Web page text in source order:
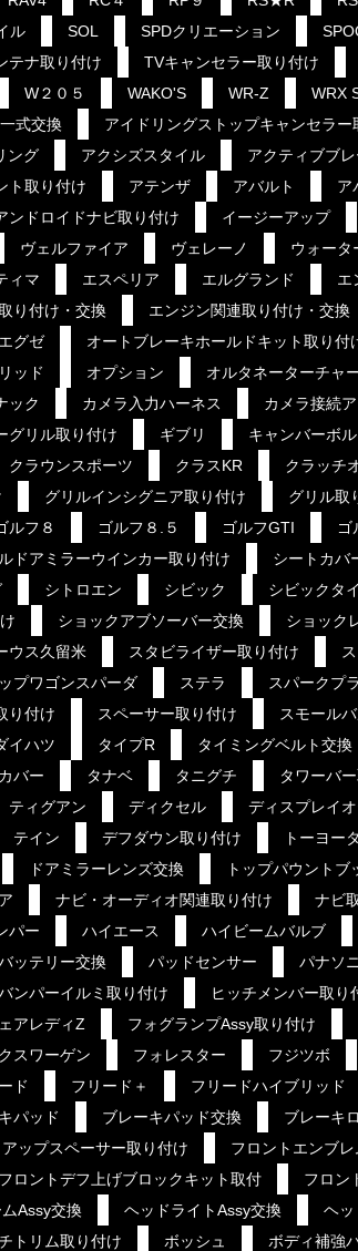
ル SOL SPDクリエーション
テナ取り付け TVキャンセラー取り付け
W２０５ WAKO'S WR-Z WRX
式交換 アイドリングストップキャンセラー
ング アクシズスタイル アクティブブ
ト取り付け アテンザ アバルト ア
ンドロイドナビ取り付け イージーアップ
ヴェルファイア ヴェレーノ ウォータ
ィマ エスペリア エルグランド
エ
り付け・交換 エンジン関連取り付け・交換
グゼ オートブレーキホールドキット取り付
ッド オプション オルタネーターチャ
ック カメラ入力ハーネス カメラ接続
グリル取り付け ギブリ キャンバーボル
クラウンスポーツ クラスKR クラッチ
グリルインシグニア取り付け グリル取
ルフ８ ゴルフ８.５ ゴルフGTI ゴ
ドアミラーウインカー取り付け シートカバ
シトロエン シビック シビックタ
ショックアブソーバー交換 ショック
ウス久留米 スタビライザー取り付け
プワゴンスパーダ ステラ スパークプ
り付け スペーサー取り付け スモール
イハツ タイプR タイミングベルト交換
バー タナベ タニグチ タワーバ
ティグアン ディクセル
ディスプレイ
テイン デフダウン取り付け トーヨー
ドアミラーレンズ交換 トップパウントブ
ナビ・オーディオ関連取り付け ナビ
パー ハイエース ハイビームバルブ
ッテリー交換 パッドセンサー パナソ
ンパーイルミ取り付け ヒッチメンバー取り
アレディZ フォグランプAssy取り付け
スワーゲン フォレスター フジツボ
ド フリード＋ フリードハイブリッド
パッド ブレーキパッド交換 ブレーキ
ップスペーサー取り付け フロントエンブ
フロントデフ上げブロックキット取付
フロン
Assy交換 ヘッドライトAssy交換
ヘッ
トリム取り付け ボッシュ ボディ補強